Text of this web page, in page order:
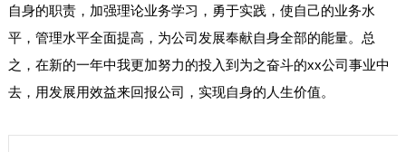
自身的职责，加强理论业务学习，勇于实践，使自己的业务水
平，管理水平全面提高，为公司发展奉献自身全部的能量。总
之，在新的一年中我更加努力的投入到为之奋斗的xx公司事业中
去，用发展用效益来回报公司，实现自身的人生价值。